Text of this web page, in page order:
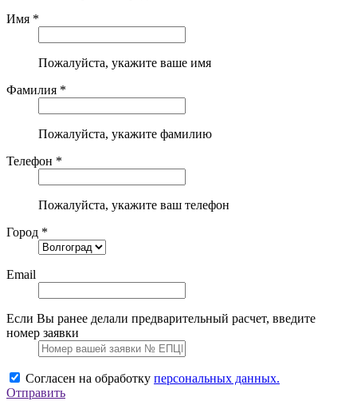
Имя *
Пожалуйста, укажите ваше имя
Фамилия *
Пожалуйста, укажите фамилию
Телефон *
Пожалуйста, укажите ваш телефон
Город *
Email
Если Вы ранее делали предварительный расчет, введите
номер заявки
Согласен на обработку персональных данных.
Отправить